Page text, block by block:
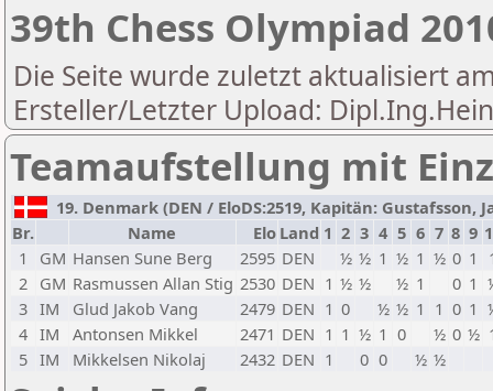
39th Chess Olympiad
Die Seite wurde zuletzt aktualisiert
Ersteller/Letzter Upload:
Teamaufstellung mit
19. Denmark (DEN / EloDS:2519, Kapitän: Gustafsson,
Br.
Name Elo Land 1 2 3 4 5 6 7 8 9
1
GM Hansen Sune Berg 2595 DEN ½ ½ 1 ½ 1 ½ 0 1
2 GM Rasmussen Allan Stig 2530 DEN 1 ½ ½ ½ 1 0 1
3 IM Glud Jakob Vang 2479 DEN 1 0 ½ ½ 1 1 0 1
4 IM Antonsen Mikkel 2471 DEN 1 1 ½ 1 0 ½ 0 ½
5 IM Mikkelsen Nikolaj 2432 DEN 1 0 0 ½ ½